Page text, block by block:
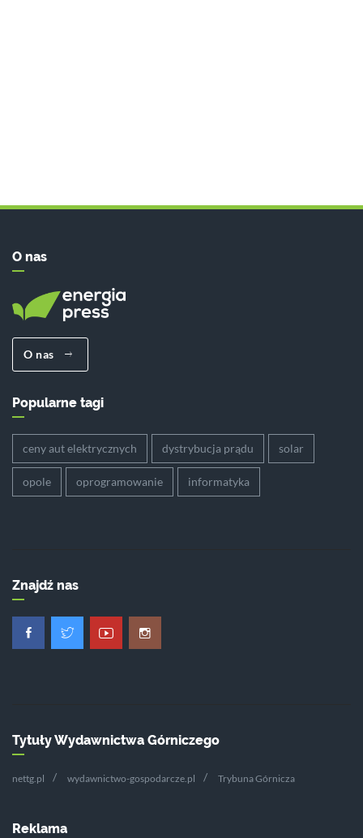
O nas
O nas
Popularne tagi
ceny aut elektrycznych dystrybucja prądu solar
opole oprogramowanie informatyka
Znajdź nas
Tytuły Wydawnictwa Górniczego
nettg.pl wydawnictwo-gospodarcze.pl Trybuna Górnicza
Reklama